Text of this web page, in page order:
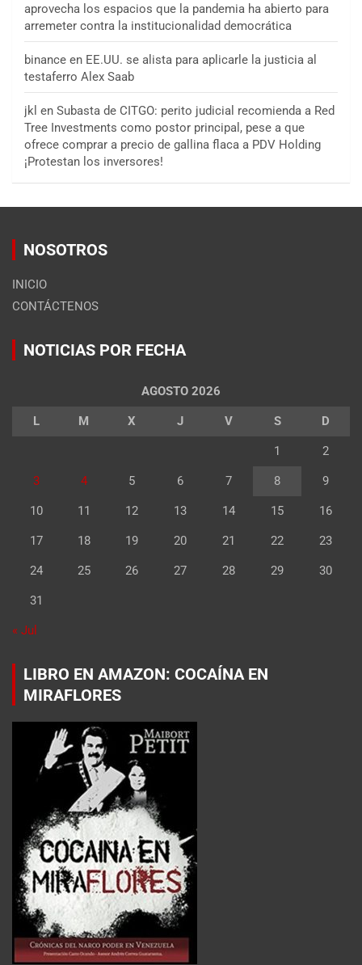
aprovecha los espacios que la pandemia ha abierto para
arremeter contra la institucionalidad democrática
binance en EE.UU. se alista para aplicarle la justicia al
testaferro Alex Saab
jkl en Subasta de CITGO: perito judicial recomienda a Red
Tree Investments como postor principal, pese a que
ofrece comprar a precio de gallina flaca a PDV Holding
¡Protestan los inversores!
NOSOTROS
INICIO
CONTÁCTENOS
NOTICIAS POR FECHA
AGOSTO 2026
L M X J V S D
1 2
3 4 5 6 7 8 9
10 11 12 13 14 15 16
17 18 19 20 21 22 23
24 25 26 27 28 29 30
31
« Jul
LIBRO EN AMAZON: COCAÍNA EN
MIRAFLORES